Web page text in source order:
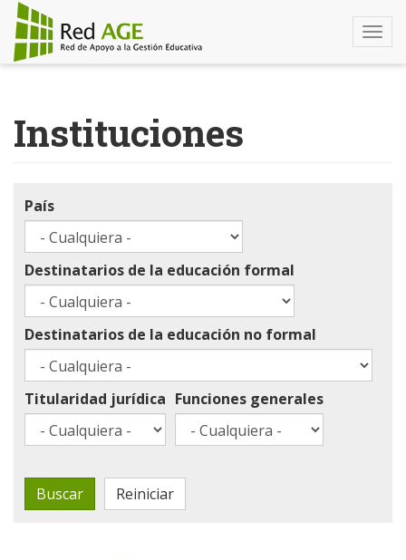
contenido
principal
Instituciones
País
Destinatarios de la educación formal
Destinatarios de la educación no formal
Titularidad jurídica Funciones generales
Buscar Reiniciar